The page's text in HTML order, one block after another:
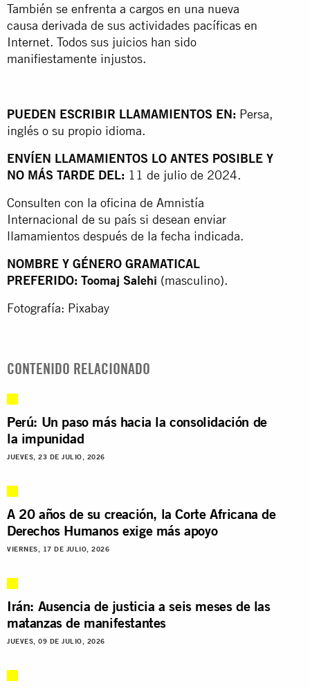
También se enfrenta a cargos en una nueva
causa derivada de sus actividades pacíficas en
Internet. Todos sus juicios han sido
manifiestamente injustos.
PUEDEN ESCRIBIR LLAMAMIENTOS EN: Persa,
inglés o su propio idioma.
ENVÍEN LLAMAMIENTOS LO ANTES POSIBLE Y
NO MÁS TARDE DEL: 11 de julio de 2024.
Consulten con la oficina de Amnistía
Internacional de su país si desean enviar
llamamientos después de la fecha indicada.
NOMBRE Y GÉNERO GRAMATICAL
PREFERIDO: Toomaj Salehi (masculino).
Fotografía: Pixabay
CONTENIDO RELACIONADO
Perú: Un paso más hacia la consolidación de
la impunidad
JUEVES, 23 DE JULIO, 2026
A 20 años de su creación, la Corte Africana de
Derechos Humanos exige más apoyo
VIERNES, 17 DE JULIO, 2026
Irán: Ausencia de justicia a seis meses de las
matanzas de manifestantes
JUEVES, 09 DE JULIO, 2026